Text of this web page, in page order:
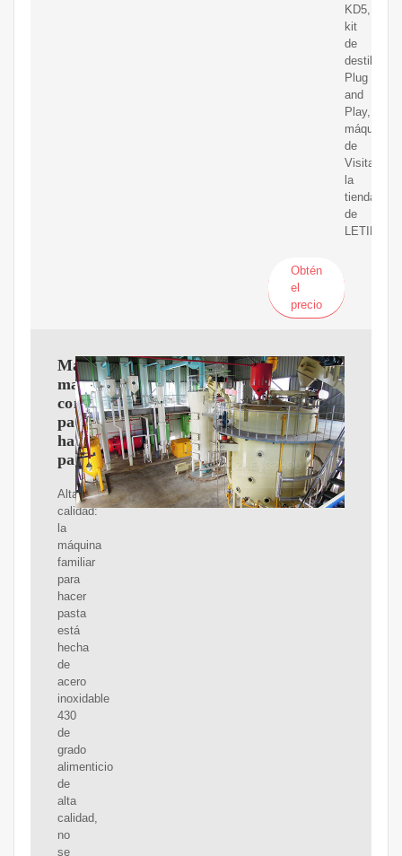
KD5,
kit
de
destilación
Plug
and
Play,
máquina
de
Visita
la
tienda
de
LETIME
Obtén
el
precio
Máquina
manual
comercial
para
hacer
pasta
Alta
calidad:
la
máquina
familiar
para
hacer
pasta
está
hecha
de
acero
inoxidable
430
de
grado
alimenticio
de
alta
calidad,
no
se